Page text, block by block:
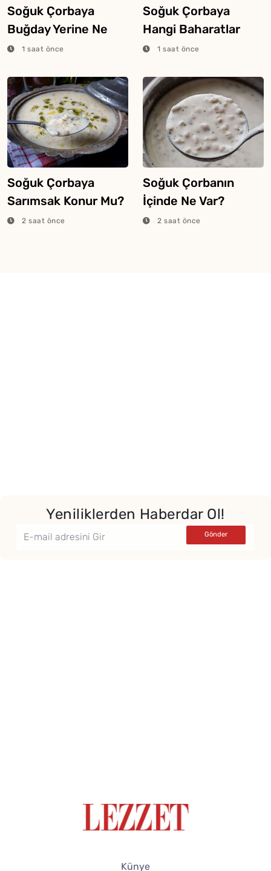
Soğuk Çorbaya
Buğday Yerine Ne
Konur?
1 saat önce
Soğuk Çorbaya
Hangi Baharatlar
Konulur?
1 saat önce
Soğuk Çorbaya
Sarımsak Konur Mu?
2 saat önce
Soğuk Çorbanın
İçinde Ne Var?
2 saat önce
Yeniliklerden Haberdar Ol!
Künye